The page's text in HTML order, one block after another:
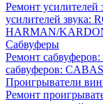
Ремонт
усилителей звука:
HARMAN/
Сабвуферы
Ремонт
сабвуферов:
Проигрыватели
Ремонт